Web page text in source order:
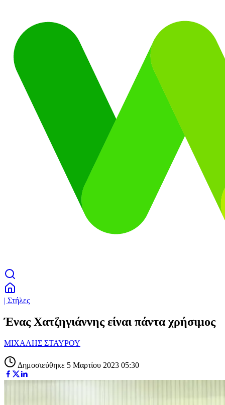
| Στήλες
Ένας Χατζηγιάννης είναι πάντα χρήσιμος
ΜΙΧΑΛΗΣ ΣΤΑΥΡΟΥ
Δημοσιεύθηκε 5 Μαρτίου 2023 05:30